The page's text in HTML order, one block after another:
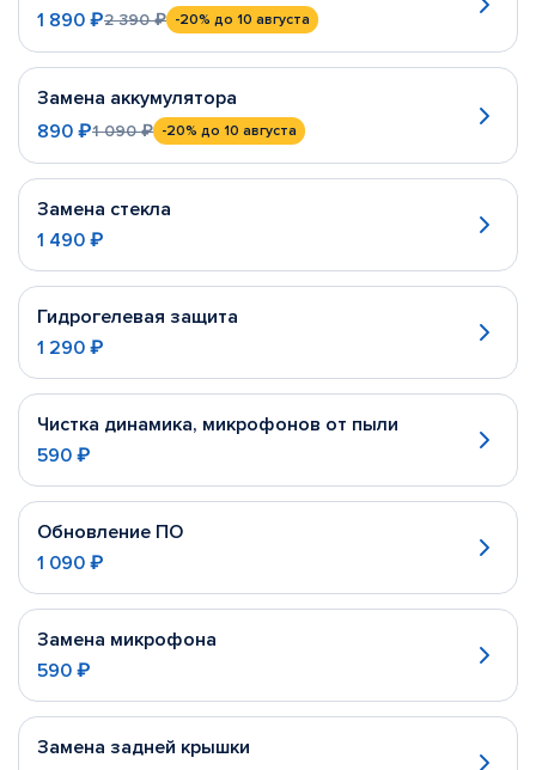
1 890 ₽2 390 ₽ -20% до 10 августа
Замена аккумулятора
890 ₽1 090 ₽ -20% до 10 августа
Замена стекла
1 490 ₽
Гидрогелевая защита
1 290 ₽
Чистка динамика, микрофонов от пыли
590 ₽
Обновление ПО
1 090 ₽
Замена микрофона
590 ₽
Замена задней крышки